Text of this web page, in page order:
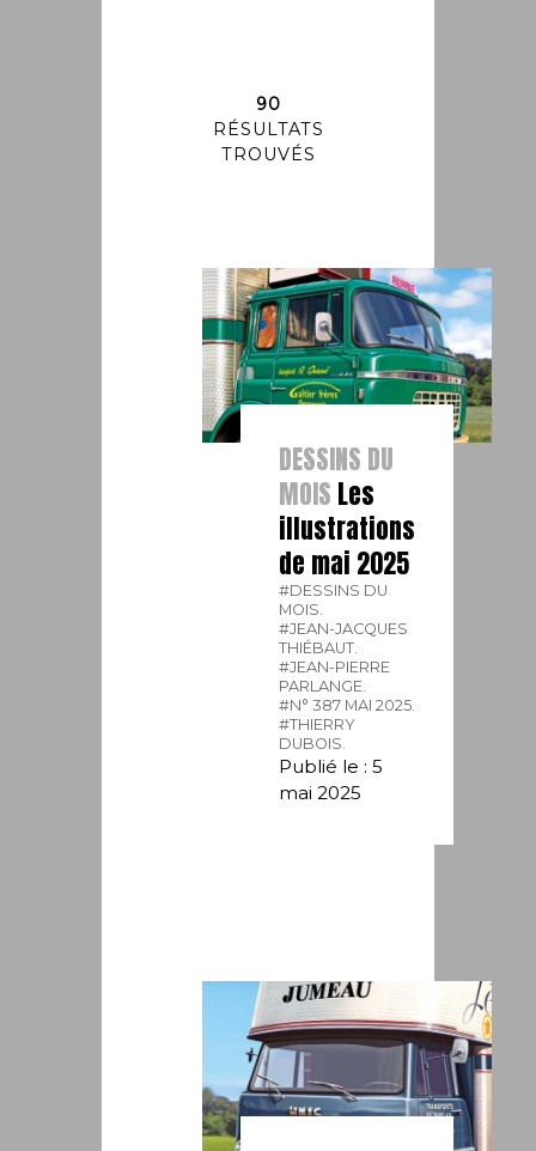
90
RÉSULTATS
TROUVÉS
DESSINS DU
MOIS Les
illustrations
de mai 2025
#DESSINS DU
MOIS.
#JEAN-JACQUES
THIÉBAUT.
#JEAN-PIERRE
PARLANGE.
#N° 387 MAI 2025.
#THIERRY
DUBOIS.
Publié le : 5
mai 2025